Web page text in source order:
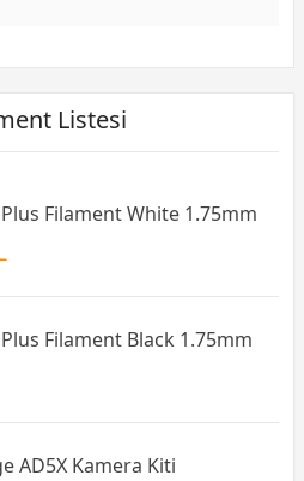
Listesi
Plus Filament White 1.75mm
Filament Black 1.75mm
AD5X Kamera Kiti